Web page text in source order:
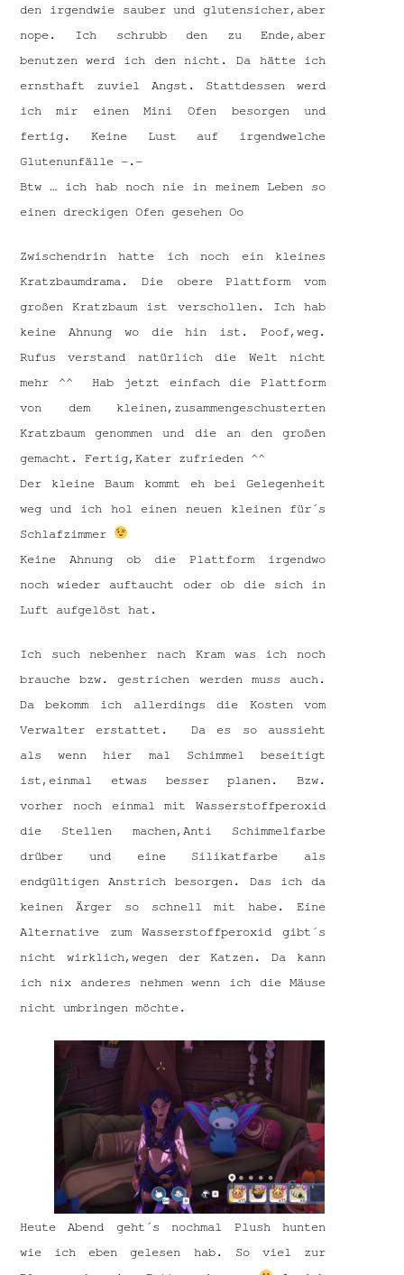
den irgendwie sauber und glutensicher,aber
nope. Ich schrubb den zu Ende,aber
benutzen werd ich den nicht. Da hätte ich
ernsthaft zuviel Angst. Stattdessen werd
ich mir einen Mini Ofen besorgen und
fertig. Keine Lust auf irgendwelche
Glutenunfälle -.-
Btw … ich hab noch nie in meinem Leben so
einen dreckigen Ofen gesehen Oo
Zwischendrin hatte ich noch ein kleines
Kratzbaumdrama. Die obere Plattform vom
großen Kratzbaum ist verschollen. Ich hab
keine Ahnung wo die hin ist. Poof,weg.
Rufus verstand natürlich die Welt nicht
mehr ^^ Hab jetzt einfach die Plattform
von dem kleinen,zusammengeschusterten
Kratzbaum genommen und die an den großen
gemacht. Fertig,Kater zufrieden ^^
Der kleine Baum kommt eh bei Gelegenheit
weg und ich hol einen neuen kleinen für´s
Schlafzimmer
Keine Ahnung ob die Plattform irgendwo
noch wieder auftaucht oder ob die sich in
Luft aufgelöst hat.
Ich such nebenher nach Kram was ich noch
brauche bzw. gestrichen werden muss auch.
Da bekomm ich allerdings die Kosten vom
Verwalter erstattet. Da es so aussieht
als wenn hier mal Schimmel beseitigt
ist,einmal etwas besser planen. Bzw.
vorher noch einmal mit Wasserstoffperoxid
die Stellen machen,Anti Schimmelfarbe
drüber und eine Silikatfarbe als
endgültigen Anstrich besorgen. Das ich da
keinen Ärger so schnell mit habe. Eine
Alternative zum Wasserstoffperoxid gibt´s
nicht wirklich,wegen der Katzen. Da kann
ich nix anderes nehmen wenn ich die Mäuse
nicht umbringen möchte.
Heute Abend geht´s nochmal Plush hunten
wie ich eben gelesen hab. So viel zur